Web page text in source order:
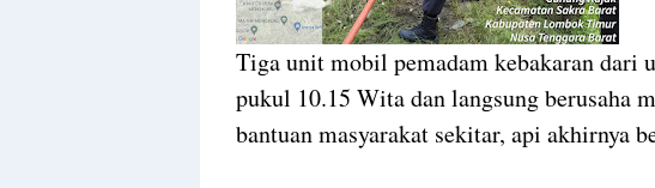
Tiga unit mobil pemadam kebakaran
pukul 10.15 Wita dan langsung berusaha
bantuan masyarakat sekitar, api akhirnya